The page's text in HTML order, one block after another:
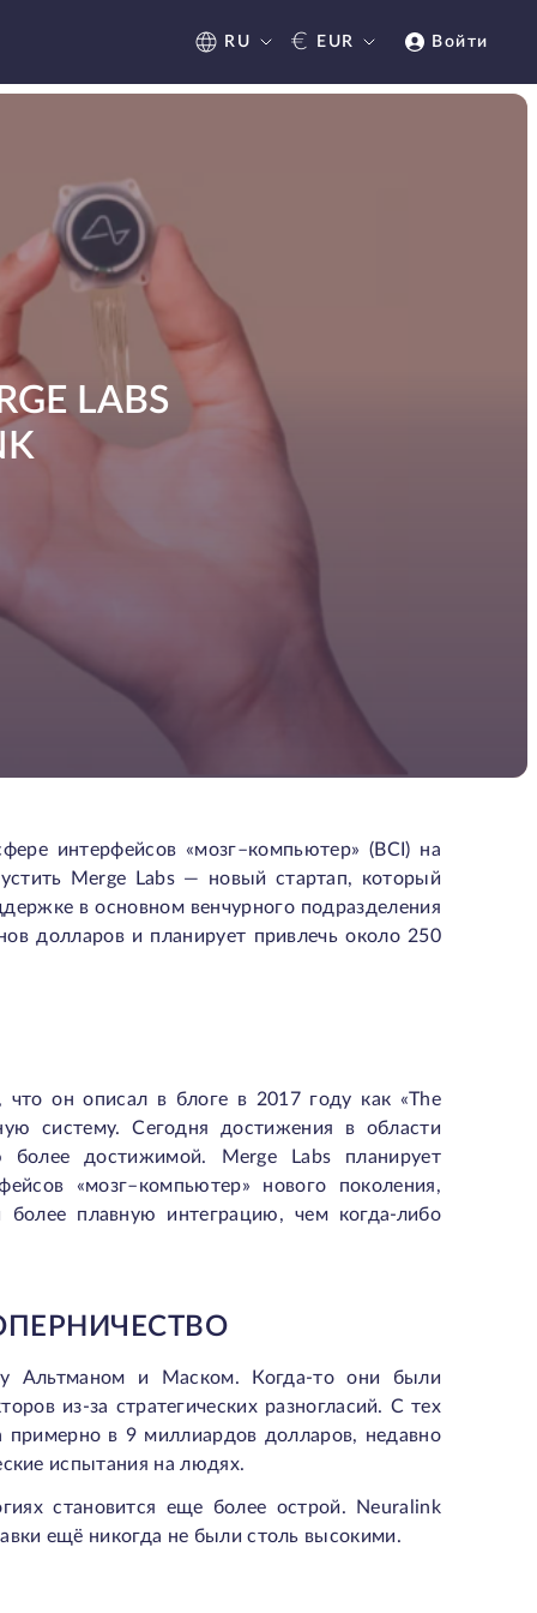
RU € EUR Войти
LABS
интерфейсов «мозг–компьютер» (BCI) на
Merge Labs — новый стартап, который
в основном венчурного подразделения
долларов и планирует привлечь около 250
он описал в блоге в 2017 году как «The
систему. Сегодня достижения в области
более достижимой. Merge Labs планирует
«мозг–компьютер» нового поколения,
плавную интеграцию, чем когда-либо
Альтманом и Маском. Когда-то они были
из-за стратегических разногласий. С тех
примерно в 9 миллиардов долларов, недавно
испытания на людях.
становится еще более острой. Neuralink
ещё никогда не были столь высокими.